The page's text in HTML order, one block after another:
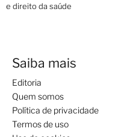
e direito da saúde
Saiba mais
Editoria
Quem somos
Política de privacidade
Termos de uso